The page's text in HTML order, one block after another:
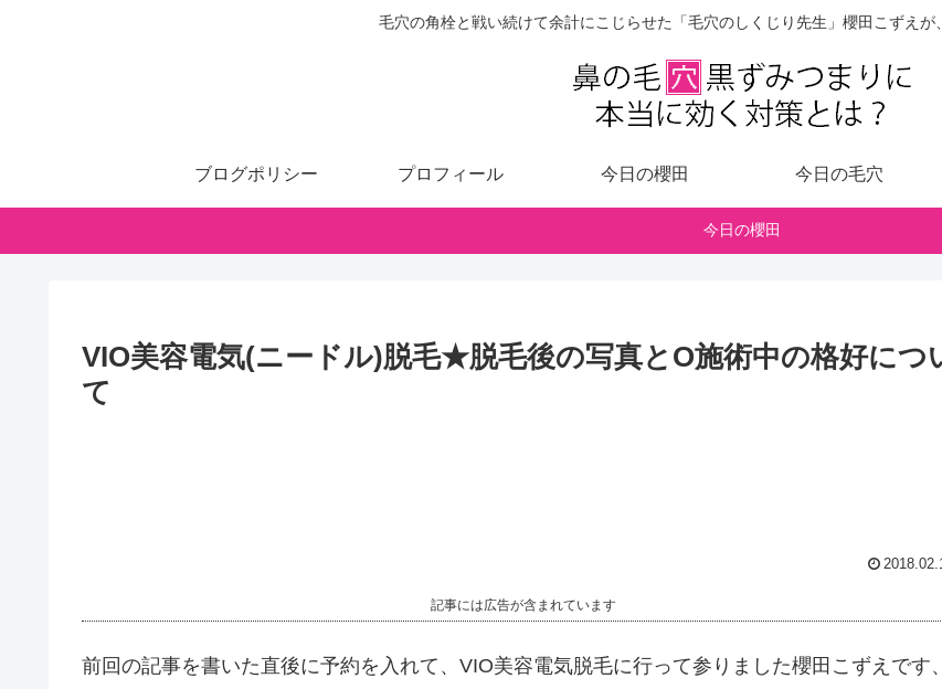
毛穴の角栓と戦い続けて余計にこじらせた「毛穴のしくじり先生」櫻田こずえが
ブログポリシー プロフィール 今日の櫻田 今日の毛穴
今日の櫻田
VIO美容電気(ニードル)脱毛★脱毛後の写真とO施術中の格好につ
て
記事には広告が含まれています
前回の記事を書いた直後に予約を入れて、VIO美容電気脱毛に行って参りました櫻田こずえです、